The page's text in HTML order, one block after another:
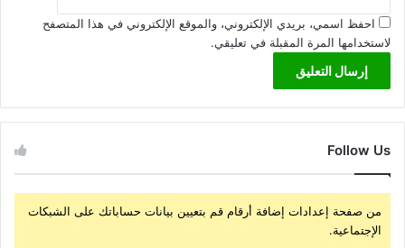
احفظ اسمي، بريدي الإلكتروني، والموقع الإلكتروني في هذا المتصفح
لاستخدامها المرة المقبلة في تعليقي.
Follow Us
من صفحة إعدادات إضافة أرقام قم بتعيين بيانات حساباتك على الشبكات
الإجتماعية.